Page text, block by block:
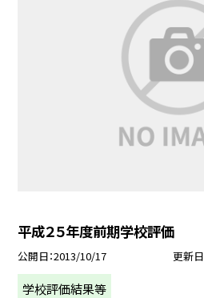
平成２５年度前期学校評価
公開日 2013/10/17 更新日
学校評価結果等